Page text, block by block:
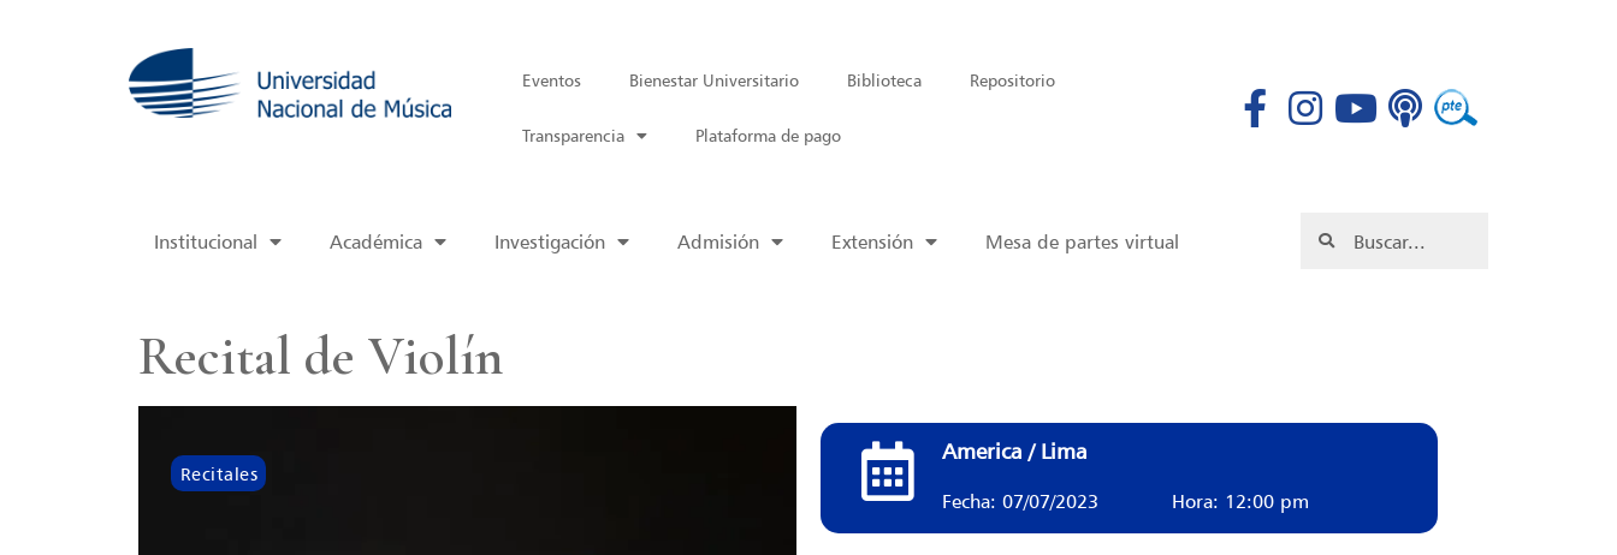
Eventos Bienestar Universitario Biblioteca Repositorio
Transparencia Plataforma de pago
Institucional Académica Investigación Admisión Extensión Mesa de partes virtual
Recital de Violín
Recitales
America / Lima
Fecha: 07/07/2023 Hora: 12:00 pm